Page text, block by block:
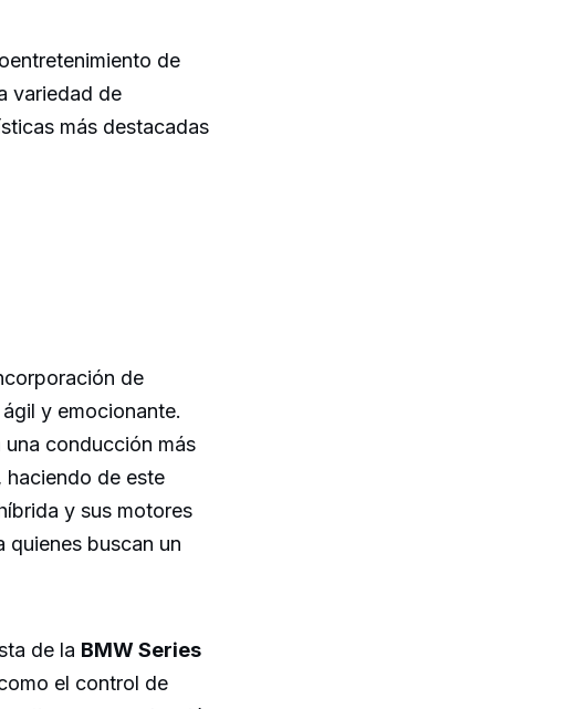
de
variedad de
más destacadas
de
y emocionante.
conducción más
haciendo de este
y sus motores
quienes buscan un
de la BMW Series
el control de